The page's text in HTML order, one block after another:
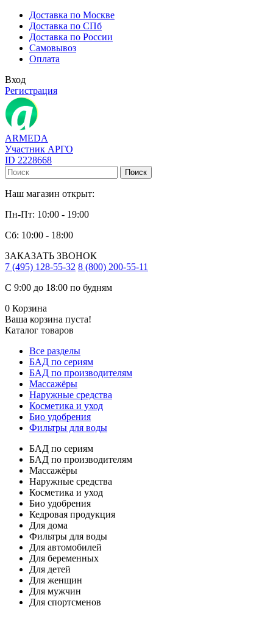
Доставка по Москве
Доставка по СПб
Доставка по России
Самовывоз
Оплата
Вход
Регистрация
ARMEDA
Участник АРГО
ID 2228668
Поиск
Наш магазин открыт:
Пн-Пт: 10:00 - 19:00
Сб: 10:00 - 18:00
ЗАКАЗАТЬ ЗВОНОК
7 (495) 128-55-32 8 (800) 200-55-11
С 9:00 до 18:00 по будням
0 Корзина
Ваша корзина пуста!
Каталог товаров
Все разделы
БАД по сериям
БАД по производителям
Массажёры
Наружные средства
Косметика и уход
Био удобрения
Фильтры для воды
БАД по сериям
БАД по производителям
Массажёры
Наружные средства
Косметика и уход
Био удобрения
Кедровая продукция
Для дома
Фильтры для воды
Для автомобилей
Для беременных
Для детей
Для женщин
Для мужчин
Для спортсменов